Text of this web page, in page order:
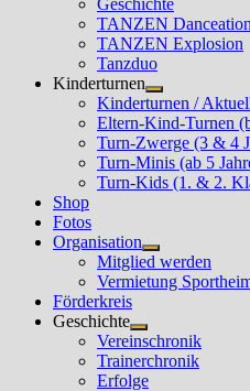
Geschichte
TANZEN
TANZEN Explosion
Tanzduo
Kinderturnen
Untermenü
anzeigen
Kinderturnen /
Eltern-Kind-Turnen
Turn-Zwerge (3 & 4
Turn-Minis (ab 5
Turn-Kids (1. & 2.
Shop
Fotos
Organisation
Untermenü
anzeigen
Mitglied werden
Vermietung
Förderkreis
Geschichte
Untermenü
anzeigen
Vereinschronik
Trainerchronik
Erfolge